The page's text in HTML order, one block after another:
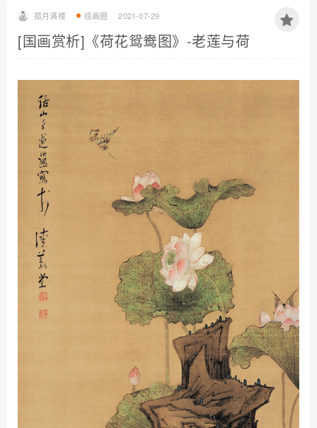
孤月满楼 绘画圈 2021-07-29
[国画赏析]《荷花鸳鸯图》-老莲与荷